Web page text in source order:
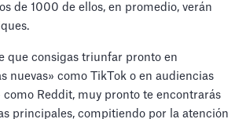
de 1000 de ellos, en promedio, verán
que consigas triunfar pronto en
nuevas» como TikTok o en audiencias
como Reddit, muy pronto te encontrarás
principales, compitiendo por la atención